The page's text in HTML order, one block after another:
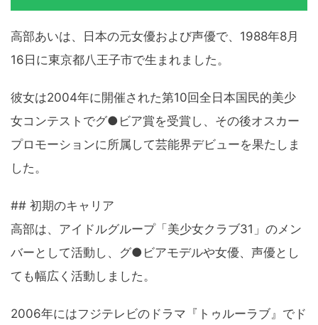
高部あいは、日本の元女優および声優で、1988年8月
16日に東京都八王子市で生まれました。
彼女は2004年に開催された第10回全日本国民的美少
女コンテストでグ●ビア賞を受賞し、その後オスカー
プロモーションに所属して芸能界デビューを果たしま
した。
## 初期のキャリア
高部は、アイドルグループ「美少女クラブ31」のメン
バーとして活動し、グ●ビアモデルや女優、声優とし
ても幅広く活動しました。
2006年にはフジテレビのドラマ『トゥルーラブ』でド